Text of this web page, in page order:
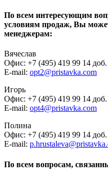
По всем интересующим
условиям продаж, Вы
менеджерам:
Вячеслав
Офис: +7 (495) 419 99 14
E-mail: opt2@pristavka.com
Игорь
Офис: +7 (495) 419 99 14
E-mail: opt4@pristavka.com
Полина
Офис: +7 (495) 419 99 14
E-mail:
По всем вопросам,